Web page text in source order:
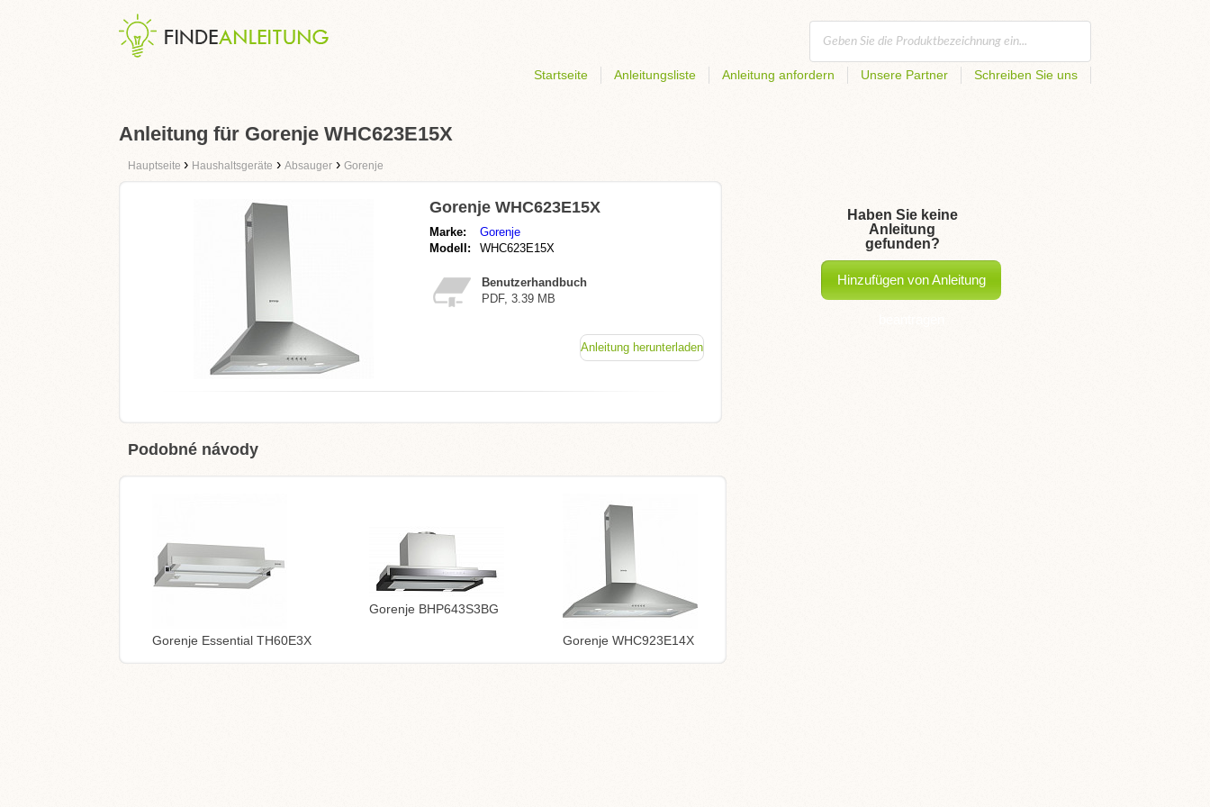
Startseite Anleitungsliste Anleitung anfordern Unsere Partner Schreiben Sie uns
Anleitung für Gorenje WHC623E15X
Hauptseite › Haushaltsgeräte › Absauger › Gorenje
Gorenje WHC623E15X
Marke:
Gorenje
Modell:
WHC623E15X
Benutzerhandbuch
PDF, 3.39 MB
Anleitung herunterladen
Podobné návody
Gorenje Essential TH60E3X
Gorenje BHP643S3BG
Gorenje WHC923E14X
Haben Sie keine
Anleitung
gefunden?
Hinzufügen von Anleitung